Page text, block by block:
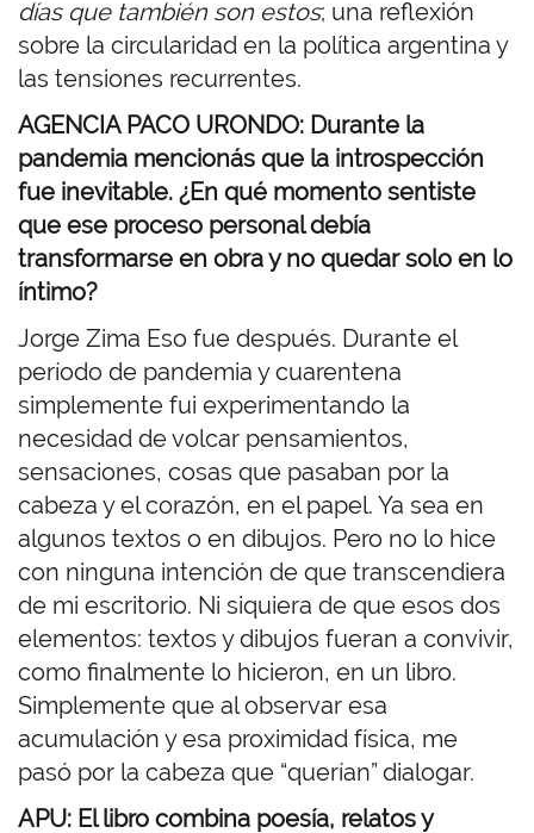
días que también son estos; una reflexión
sobre la circularidad en la política argentina y
las tensiones recurrentes.
AGENCIA PACO URONDO: Durante la
pandemia mencionás que la introspección
fue inevitable. ¿En qué momento sentiste
que ese proceso personal debía
transformarse en obra y no quedar solo en lo
íntimo?
Jorge Zima Eso fue después. Durante el
período de pandemia y cuarentena
simplemente fui experimentando la
necesidad de volcar pensamientos,
sensaciones, cosas que pasaban por la
cabeza y el corazón, en el papel. Ya sea en
algunos textos o en dibujos. Pero no lo hice
con ninguna intención de que transcendiera
de mi escritorio. Ni siquiera de que esos dos
elementos: textos y dibujos fueran a convivir,
como finalmente lo hicieron, en un libro.
Simplemente que al observar esa
acumulación y esa proximidad física, me
pasó por la cabeza que “querían” dialogar.
APU: El libro combina poesía, relatos y